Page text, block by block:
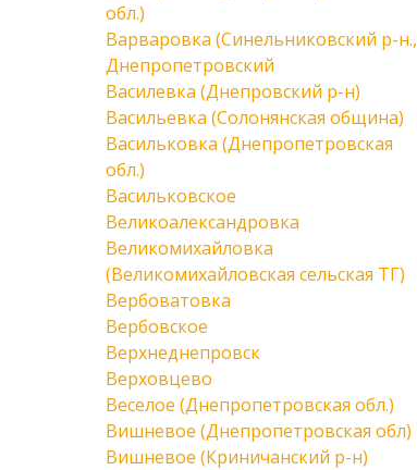
обл.)
Варваровка (Синельниковский р-н.,
Днепропетровский
Василевка (Днепровский р-н)
Васильевка (Солонянская община)
Васильковка (Днепропетровская
обл.)
Васильковское
Великоалександровка
Великомихайловка
(Великомихайловская сельская ТГ)
Вербоватовка
Вербовское
Верхнеднепровск
Верховцево
Веселое (Днепропетровская обл.)
Вишневое (Днепропетровская обл)
Вишневое (Криничанский р-н)